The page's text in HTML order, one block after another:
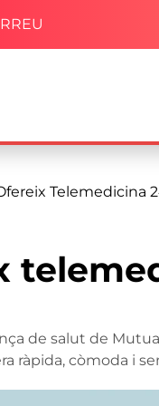
Telemedicina
de salut de
ràpida, còmoda i